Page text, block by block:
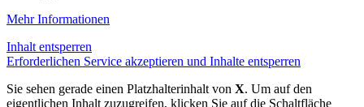
Mehr Informationen
Inhalt entsperren
Erforderlichen Service akzeptieren und Inhalte entsperren
Sie sehen gerade einen Platzhalterinhalt von X. Um auf den
eigentlichen Inhalt zuzugreifen, klicken Sie auf die Schaltfläche